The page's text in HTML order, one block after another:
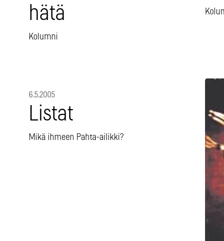
hätä
Kolumni
6.5.2005
Listat
Mikä ihmeen Pahta-ailikki?